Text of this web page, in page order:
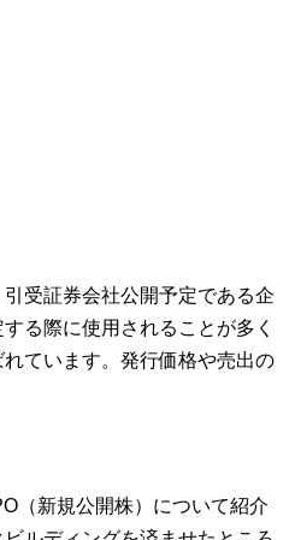
受証券会社公開予定である企
る際に使用されることが多く
ています。発行価格や売出の
（新規公開株）について紹介